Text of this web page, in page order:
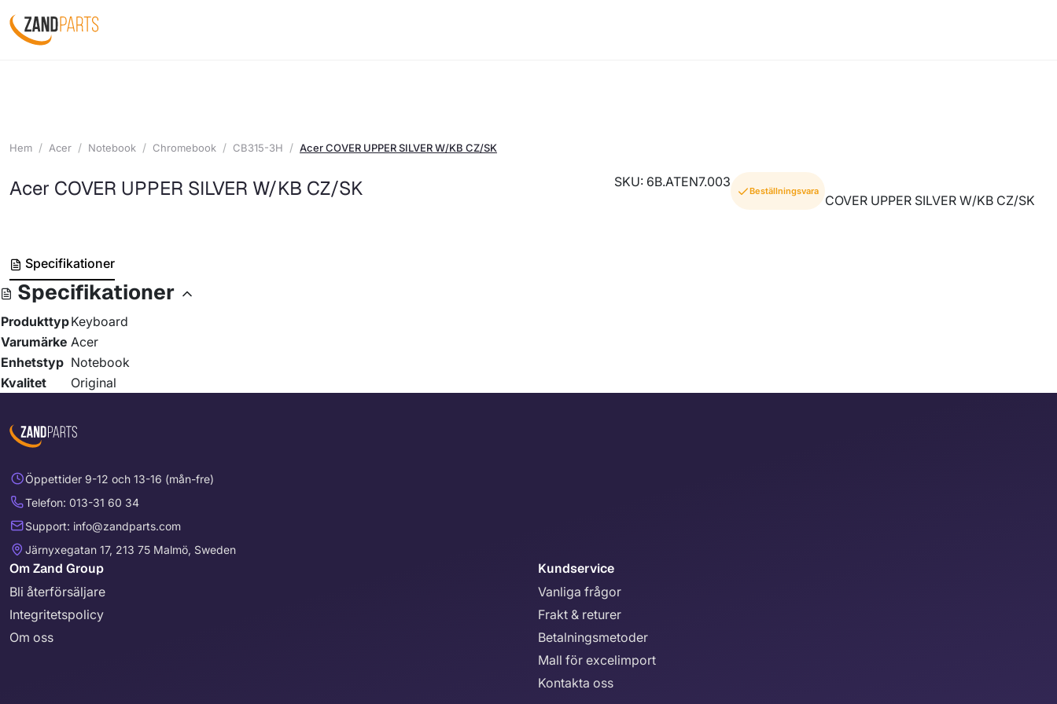
Hem Acer Notebook Chromebook CB315-3H Acer COVER UPPER SILVER W/KB CZ/SK
Acer COVER UPPER SILVER W/KB CZ/SK SKU: 6B.ATEN7.003
Beställningsvara
COVER UPPER SILVER W/KB CZ/SK
Specifikationer
Specifikationer
ProdukttypKeyboard
Varumärke Acer
Enhetstyp Notebook
Kvalitet
Original
Öppettider 9-12 och 13-16 (mån-fre)
Telefon: 013-31 60 34
Support: info@zandparts.com
Järnyxegatan 17, 213 75 Malmö, Sweden
Om Zand Group
Bli återförsäljare
Integritetspolicy
Om oss
Kundservice
Vanliga frågor
Frakt & returer
Betalningsmetoder
Mall för excelimport
Kontakta oss